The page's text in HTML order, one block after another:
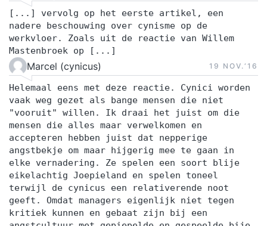
[...] vervolg op het eerste artikel, een
nadere beschouwing over cynisme op de
werkvloer. Zoals uit de reactie van Willem
Mastenbroek op [...]
Marcel (cynicus) 19 NOV.‘16
Helemaal eens met deze reactie. Cynici worden
vaak weg gezet als bange mensen die niet
"vooruit" willen. Ik draai het juist om die
mensen die alles maar verwelkomen en
accepteren hebben juist dat nepperige
angstbekje om maar hijgerig mee te gaan in
elke vernadering. Ze spelen een soort blije
eikelachtig Joepieland en spelen toneel
terwijl de cynicus een relativerende noot
geeft. Omdat managers eigenlijk niet tegen
kritiek kunnen en gebaat zijn bij een